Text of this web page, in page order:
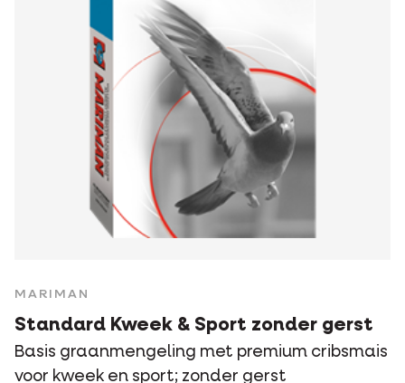
MARIMAN
Standard Kweek & Sport zonder gerst
Basis graanmengeling met premium cribsmais
voor kweek en sport; zonder gerst